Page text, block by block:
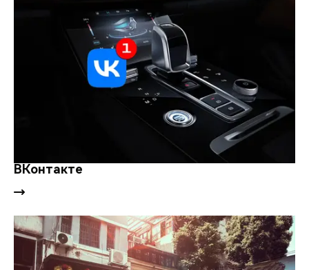
ВКонтакте